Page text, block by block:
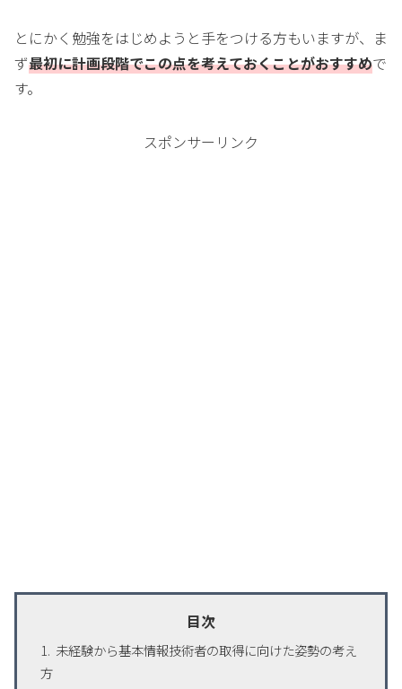
とにかく勉強をはじめようと手をつける方もいますが、ま
ず最初に計画段階でこの点を考えておくことがおすすめで
す。
スポンサーリンク
目次
未経験から基本情報技術者の取得に向けた姿勢の考え
方